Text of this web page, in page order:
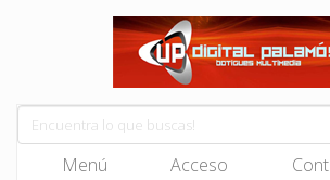
Menú Acceso